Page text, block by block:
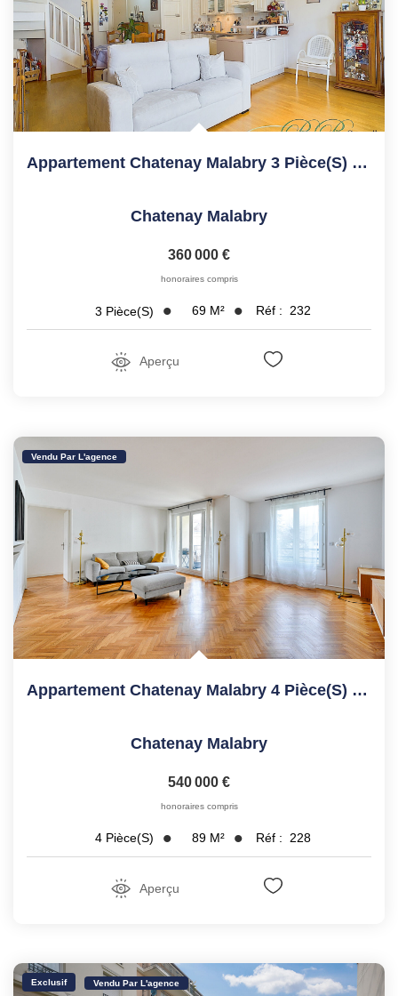
Appartement Chatenay Malabry 3 Pièce(s) DUPLEX 68.79 M2
Chatenay Malabry
360 000 €
honoraires compris
3 Pièce(s) 69 M² Réf : 232
Aperçu
Vendu Par L'agence
Appartement Chatenay Malabry 4 Pièce(s) 89.41 M2
Chatenay Malabry
540 000 €
honoraires compris
4 Pièce(s) 89 M² Réf : 228
Aperçu
Exclusif Vendu Par L'agence